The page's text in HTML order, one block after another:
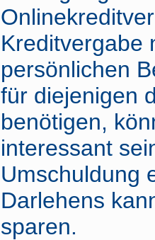
Kreditvergabe
persönlichen
für diejenigen
benötigen,
interessant
Umschuldung
Darlehens
sparen.